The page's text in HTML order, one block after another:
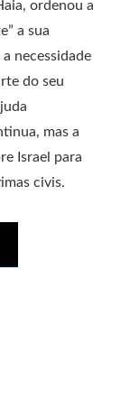
ordenou a
a sua
necessidade
do seu
mas a
Israel para
civis.